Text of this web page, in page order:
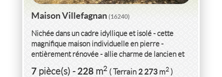
Maison Villefagnan(16240)
Nichée dans un cadre idyllique et isolé - cette
magnifique maison individuelle en pierre -
entièrement rénovée - allie charme de lancien et
confort...
7pièce(s)-228m2 ( Terrain2 273m2)
VENTEMAISON VILLEFAGNAN(16240)